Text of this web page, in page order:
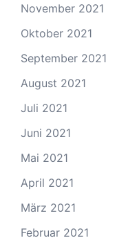
November 2021
Oktober 2021
September 2021
August 2021
Juli 2021
Juni 2021
Mai 2021
April 2021
März 2021
Februar 2021